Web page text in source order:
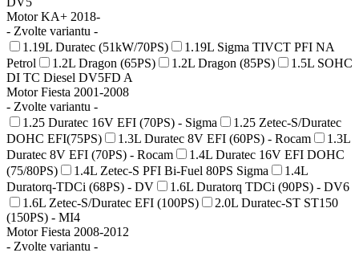
Motor KA+ 2018-
- Zvolte variantu -
1.19L Duratec (51kW/70PS)
1.19L Sigma TIVCT PFI NA
Petrol
1.2L Dragon (65PS) 1.2L Dragon (85PS)
1.5L SOHC
DI TC Diesel DV5FD A
Motor Fiesta 2001-2008
- Zvolte variantu -
1.25 Duratec 16V EFI (70PS) - Sigma
1.25 Zetec-S/Duratec
DOHC EFI(75PS)
1.3L Duratec 8V EFI (60PS) - Rocam
1.3L
Duratec 8V EFI (70PS) - Rocam
1.4L Duratec 16V EFI DOHC
(75/80PS)
1.4L Zetec-S PFI Bi-Fuel 80PS Sigma
1.4L
Duratorq-TDCi (68PS) - DV
1.6L Duratorq TDCi (90PS) - DV6
1.6L Zetec-S/Duratec EFI (100PS)
2.0L Duratec-ST ST150
(150PS) - MI4
Motor Fiesta 2008-2012
- Zvolte variantu -